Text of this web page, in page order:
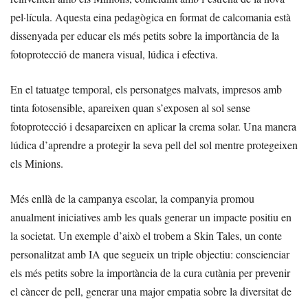
pel·lícula. Aquesta eina pedagògica en format de calcomania està
dissenyada per educar els més petits sobre la importància de la
fotoprotecció de manera visual, lúdica i efectiva.
En el tatuatge temporal, els personatges malvats, impresos amb
tinta fotosensible, apareixen quan s’exposen al sol sense
fotoprotecció i desapareixen en aplicar la crema solar. Una manera
lúdica d’aprendre a protegir la seva pell del sol mentre protegeixen
els Minions.
Més enllà de la campanya escolar, la companyia promou
anualment iniciatives amb les quals generar un impacte positiu en
la societat. Un exemple d’això el trobem a Skin Tales, un conte
personalitzat amb IA que segueix un triple objectiu: conscienciar
els més petits sobre la importància de la cura cutània per prevenir
el càncer de pell, generar una major empatia sobre la diversitat de